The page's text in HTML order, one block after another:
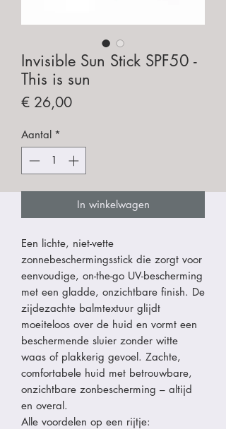
Invisible Sun Stick SPF50 -
This is sun
€ 26,00Prijs
Aantal *
In winkelwagen
Een lichte, niet-vette
zonnebeschermingsstick die zorgt voor
eenvoudige, on-the-go UV-bescherming
met een gladde, onzichtbare finish. De
zijdezachte balmtextuur glijdt
moeiteloos over de huid en vormt een
beschermende sluier zonder witte
waas of plakkerig gevoel. Zachte,
comfortabele huid met betrouwbare,
onzichtbare zonbescherming – altijd
en overal.
Alle voordelen op een rijtje: